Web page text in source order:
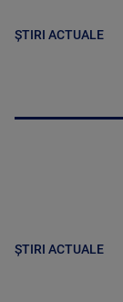
ȘTIRI ACTUALE
ȘTIRI ACTUALE